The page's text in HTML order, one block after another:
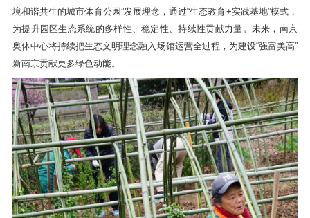
境和谐共生的城市体育公园”发展理念，通过“生态教育+实践基地”模式，
为提升园区生态系统的多样性、稳定性、持续性贡献力量。未来，南京
奥体中心将持续把生态文明理念融入场馆运营全过程，为建设“强富美高”
新南京贡献更多绿色动能。